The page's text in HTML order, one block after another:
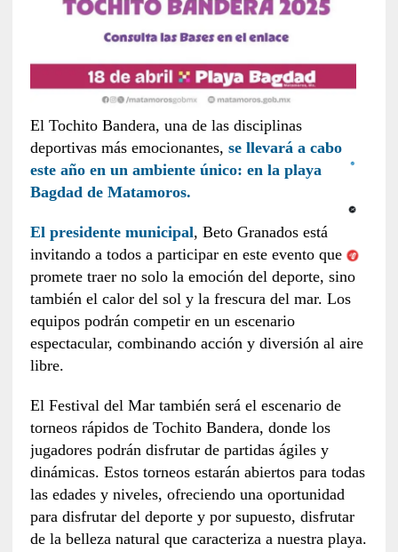
El Tochito Bandera, una de las disciplinas
deportivas más emocionantes, se llevará a cabo
este año en un ambiente único: en la playa
Bagdad de Matamoros.
El presidente municipal, Beto Granados está
invitando a todos a participar en este evento que
promete traer no solo la emoción del deporte, sino
también el calor del sol y la frescura del mar. Los
equipos podrán competir en un escenario
espectacular, combinando acción y diversión al aire
libre.
El Festival del Mar también será el escenario de
torneos rápidos de Tochito Bandera, donde los
jugadores podrán disfrutar de partidas ágiles y
dinámicas. Estos torneos estarán abiertos para todas
las edades y niveles, ofreciendo una oportunidad
para disfrutar del deporte y por supuesto, disfrutar
de la belleza natural que caracteriza a nuestra playa.